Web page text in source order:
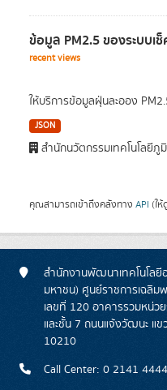
ข้อมูล PM2.5 ของระบบเ
recent views
ให้บริการข้อมูลฝุ่นละออง
JSON
สำนักนวัตกรรมเทคโนโลยีภู
คุณสามารถเข้าถึงคลังทาง API (ให้
สำนักงานพัฒนาเทคโนโลยี
มหาชน) ศูนย์ราชการเฉลิ
เลขที่ 120 อาคารรวมหน่ว
และชั้น 7 ถนนแจ้งวัฒนะ แ
10210
Call Center: 0 2141